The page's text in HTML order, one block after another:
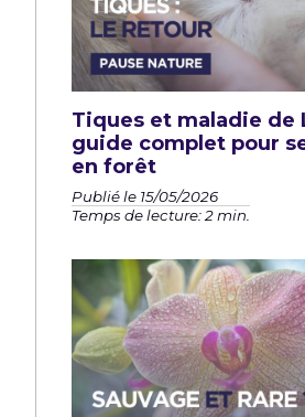
Tiques et maladie de
guide complet pour
en forêt
Publié le 15/05/2026
Temps de lecture: 2 min.